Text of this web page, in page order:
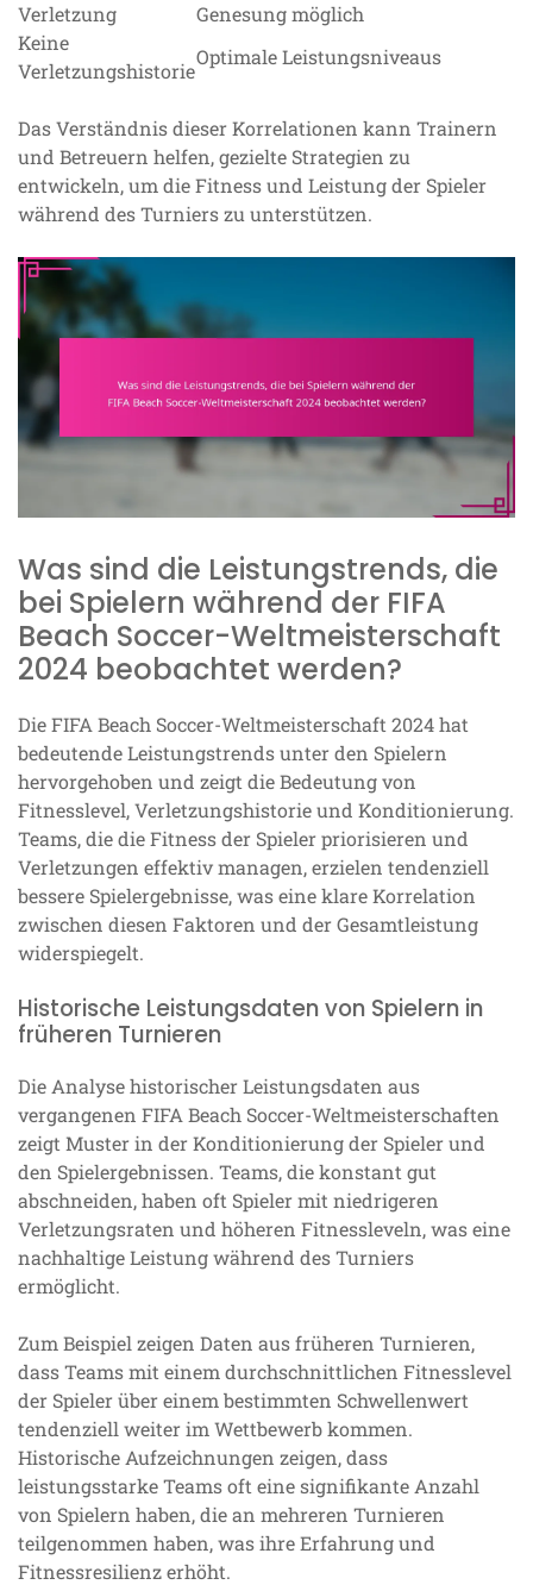
Verletzung
Genesung möglich
Keine
Verletzungshistorie
Optimale Leistungsniveaus
Das Verständnis dieser Korrelationen kann Trainern
und Betreuern helfen, gezielte Strategien zu
entwickeln, um die Fitness und Leistung der Spieler
während des Turniers zu unterstützen.
Was sind die Leistungstrends, die
bei Spielern während der FIFA
Beach Soccer-Weltmeisterschaft
2024 beobachtet werden?
Die FIFA Beach Soccer-Weltmeisterschaft 2024 hat
bedeutende Leistungstrends unter den Spielern
hervorgehoben und zeigt die Bedeutung von
Fitnesslevel, Verletzungshistorie und Konditionierung.
Teams, die die Fitness der Spieler priorisieren und
Verletzungen effektiv managen, erzielen tendenziell
bessere Spielergebnisse, was eine klare Korrelation
zwischen diesen Faktoren und der Gesamtleistung
widerspiegelt.
Historische Leistungsdaten von Spielern in
früheren Turnieren
Die Analyse historischer Leistungsdaten aus
vergangenen FIFA Beach Soccer-Weltmeisterschaften
zeigt Muster in der Konditionierung der Spieler und
den Spielergebnissen. Teams, die konstant gut
abschneiden, haben oft Spieler mit niedrigeren
Verletzungsraten und höheren Fitnessleveln, was eine
nachhaltige Leistung während des Turniers
ermöglicht.
Zum Beispiel zeigen Daten aus früheren Turnieren,
dass Teams mit einem durchschnittlichen Fitnesslevel
der Spieler über einem bestimmten Schwellenwert
tendenziell weiter im Wettbewerb kommen.
Historische Aufzeichnungen zeigen, dass
leistungsstarke Teams oft eine signifikante Anzahl
von Spielern haben, die an mehreren Turnieren
teilgenommen haben, was ihre Erfahrung und
Fitnessresilienz erhöht.